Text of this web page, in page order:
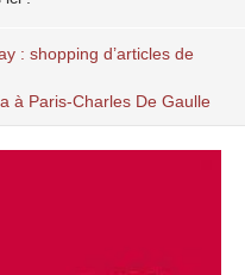
: shopping d’articles de
à Paris-Charles De Gaulle